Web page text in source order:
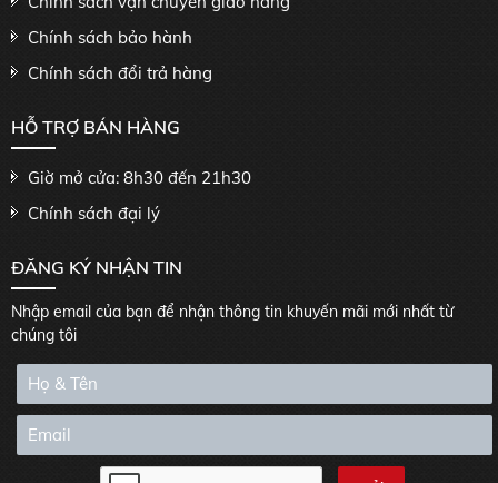
Chính sách bảo hành
Chính sách đổi trả hàng
HỖ TRỢ BÁN HÀNG
Giờ mở cửa: 8h30 đến 21h30
Chính sách đại lý
ĐĂNG KÝ NHẬN TIN
Nhập email của bạn để nhận thông tin khuyến mãi mới nhất từ
chúng tôi